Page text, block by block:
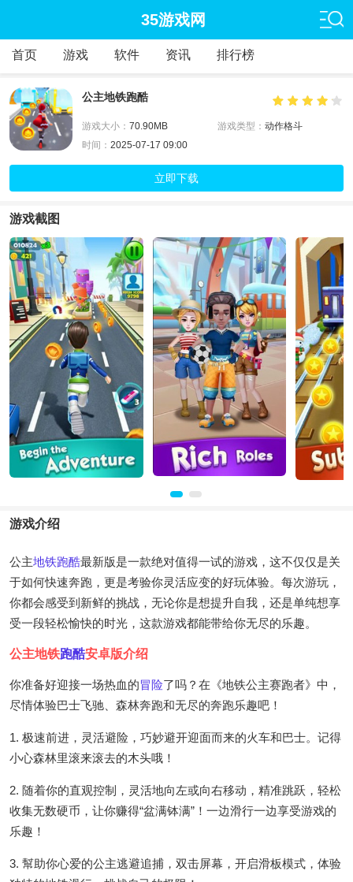
35游戏网
首页 游戏 软件 资讯 排行榜
公主地铁跑酷
游戏大小： 70.90MB 游戏类型： 动作格斗
时间： 2025-07-17 09:00
立即下载
游戏截图
游戏介绍
公主地铁跑酷最新版是一款绝对值得一试的游戏，这不仅仅是关
于如何快速奔跑，更是考验你灵活应变的好玩体验。每次游玩，
你都会感受到新鲜的挑战，无论你是想提升自我，还是单纯想享
受一段轻松愉快的时光，这款游戏都能带给你无尽的乐趣。
公主地铁跑酷安卓版介绍
你准备好迎接一场热血的冒险了吗？在《地铁公主赛跑者》中，
尽情体验巴士飞驰、森林奔跑和无尽的奔跑乐趣吧！
1. 极速前进，灵活避险，巧妙避开迎面而来的火车和巴士。记得
小心森林里滚来滚去的木头哦！
2. 随着你的直观控制，灵活地向左或向右移动，精准跳跃，轻松
收集无数硬币，让你赚得“盆满钵满”！一边滑行一边享受游戏的
乐趣！
3. 幫助你心爱的公主逃避追捕，双击屏幕，开启滑板模式，体验